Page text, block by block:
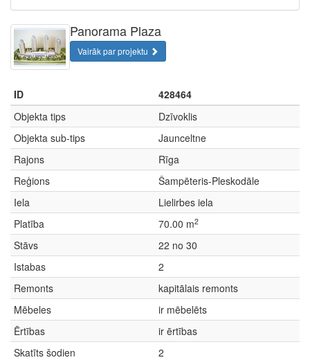
Panorama Plaza
Vairāk par projektu
ID
428464
Objekta tips
Dzīvoklis
Objekta sub-tips
Jaunceltne
Rajons
Rīga
Reģions
Šampēteris-Pleskodāle
Iela
Lielirbes iela
Platība
70.00 m2
Stāvs
22 no 30
Istabas
2
Remonts
kapitālais remonts
Mēbeles
ir mēbelēts
Ērtības
ir ērtības
Skatīts šodien
2